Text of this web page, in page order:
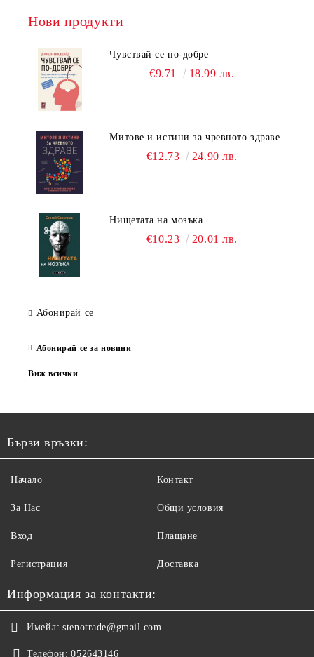
Нови продукти
Чувствай се по-добре
€9.71 18.99 лв.
Митове и истини за чревното здраве
€12.73 24.90 лв.
Нищетата на мозъка
€10.23 20.01 лв.
Абонирай се
Абонирай се за новини
Виж всички
Бързи връзки:
Начало
За Нас
Вход
Регистрация
Контакт
Общи условия
Плащане
Доставка
Информация за контакти:
Имейл: stenotrade@gmail.com
Телефон: 052643146